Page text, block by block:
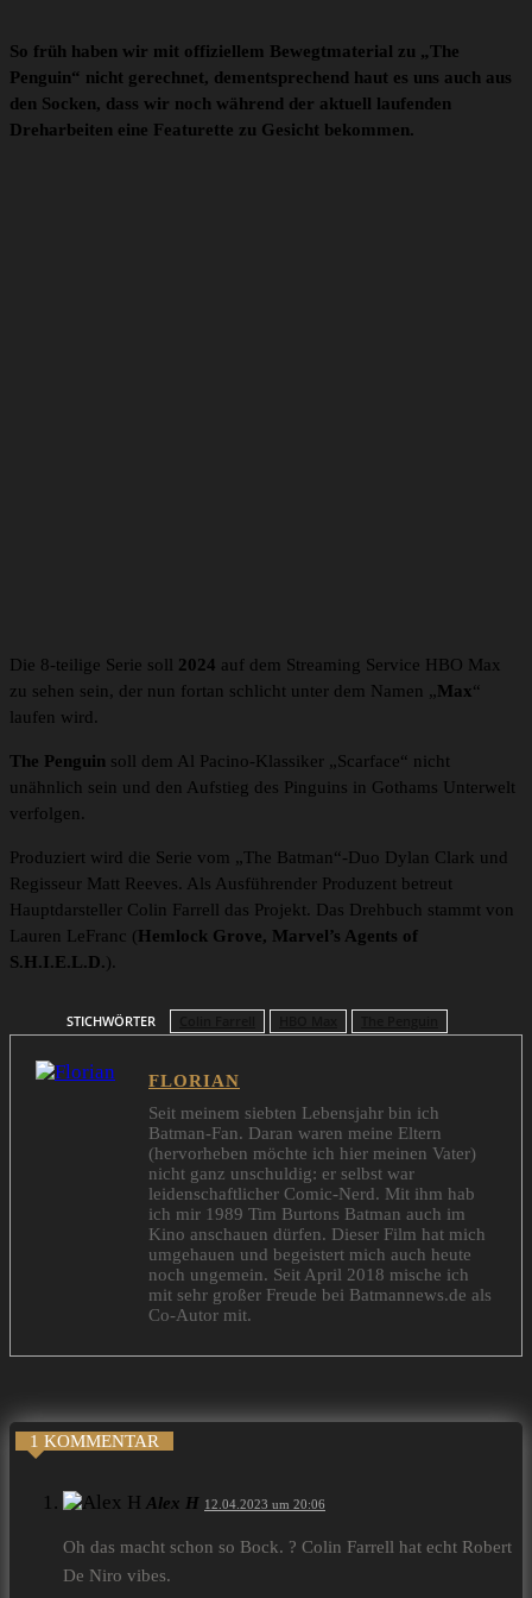
So früh haben wir mit offiziellem Bewegtmaterial zu „The
Penguin“ nicht gerechnet, dementsprechend haut es uns auch aus
den Socken, dass wir noch während der aktuell laufenden
Dreharbeiten eine Featurette zu Gesicht bekommen.
Die 8-teilige Serie soll 2024 auf dem Streaming Service HBO Max
zu sehen sein, der nun fortan schlicht unter dem Namen „Max“
laufen wird.
The Penguin soll dem Al Pacino-Klassiker „Scarface“ nicht
unähnlich sein und den Aufstieg des Pinguins in Gothams Unterwelt
verfolgen.
Produziert wird die Serie vom „The Batman“-Duo Dylan Clark und
Regisseur Matt Reeves. Als Ausführender Produzent betreut
Hauptdarsteller Colin Farrell das Projekt. Das Drehbuch stammt von
Lauren LeFranc (Hemlock Grove, Marvel’s Agents of
S.H.I.E.L.D.).
STICHWÖRTER
FLORIAN
Seit meinem siebten Lebensjahr bin ich
Batman-Fan. Daran waren meine Eltern
(hervorheben möchte ich hier meinen Vater)
nicht ganz unschuldig: er selbst war
leidenschaftlicher Comic-Nerd. Mit ihm hab
ich mir 1989 Tim Burtons Batman auch im
Kino anschauen dürfen. Dieser Film hat mich
umgehauen und begeistert mich auch heute
noch ungemein. Seit April 2018 mische ich
mit sehr großer Freude bei Batmannews.de als
Co-Autor mit.
1 KOMMENTAR
Alex H 12.04.2023 um 20:06
Oh das macht schon so Bock. ? Colin Farrell hat echt Robert
De Niro vibes.